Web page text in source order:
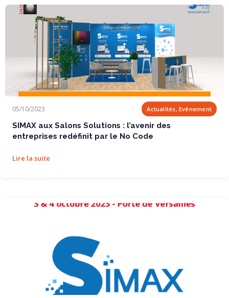
05/10/2023 Actualités, Evénement
SIMAX aux Salons Solutions : l’avenir des
entreprises redéfinit par le No Code
Lire la suite